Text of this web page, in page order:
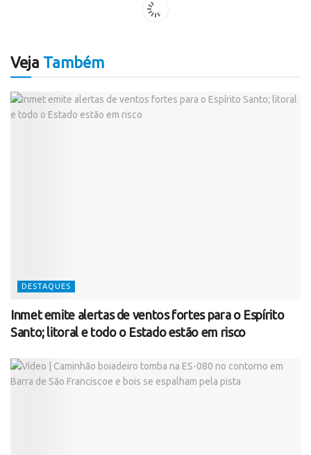
Veja Também
DESTAQUES
Inmet emite alertas de ventos fortes para o Espírito
Santo; litoral e todo o Estado estão em risco